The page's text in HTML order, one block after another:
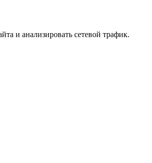
и анализировать сетевой трафик.